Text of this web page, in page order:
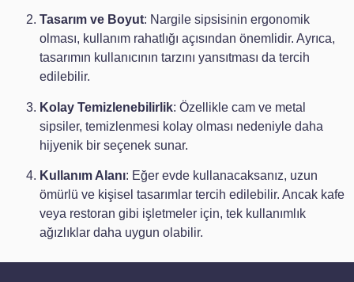
Tasarım ve Boyut: Nargile sipsisinin ergonomik
olması, kullanım rahatlığı açısından önemlidir. Ayrıca,
tasarımın kullanıcının tarzını yansıtması da tercih
edilebilir.
Kolay Temizlenebilirlik: Özellikle cam ve metal
sipsiler, temizlenmesi kolay olması nedeniyle daha
hijyenik bir seçenek sunar.
Kullanım Alanı: Eğer evde kullanacaksanız, uzun
ömürlü ve kişisel tasarımlar tercih edilebilir. Ancak kafe
veya restoran gibi işletmeler için, tek kullanımlık
ağızlıklar daha uygun olabilir.